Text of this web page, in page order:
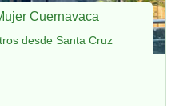
Cuernavaca
desde Santa Cruz